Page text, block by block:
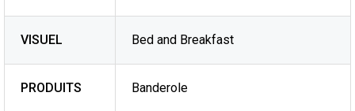
VISUEL Bed and Breakfast
PRODUITS Banderole